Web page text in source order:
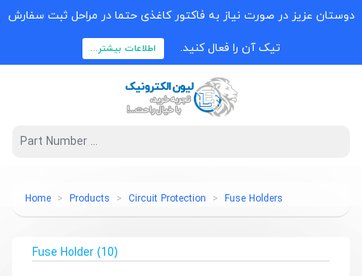
دوستان عزیز در صورت نیاز به فاکتور کاغذی حتما در مراحل ثبت سفارش
تیک آن را فعال کنید. اطلاعات بیشتر...
Home Products Circuit Protection Fuse Holders
Fuse Holder (10)